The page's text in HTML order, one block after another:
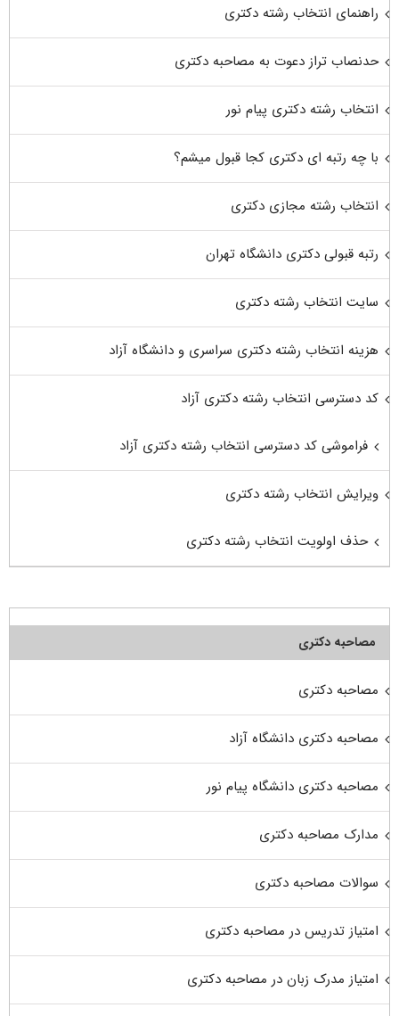
راهنمای انتخاب رشته دکتری
حدنصاب تراز دعوت به مصاحبه دکتری
انتخاب رشته دکتری پیام نور
با چه رتبه ای دکتری کجا قبول میشم؟
انتخاب رشته مجازی دکتری
رتبه قبولی دکتری دانشگاه تهران
سایت انتخاب رشته دکتری
هزینه انتخاب رشته دکتری سراسری و دانشگاه آزاد
کد دسترسی انتخاب رشته دکتری آزاد
فراموشی کد دسترسی انتخاب رشته دکتری آزاد
ویرایش انتخاب رشته دکتری
حذف اولویت انتخاب رشته دکتری
مصاحبه دکتری
مصاحبه دکتری
مصاحبه دکتری دانشگاه آزاد
مصاحبه دکتری دانشگاه پیام نور
مدارک مصاحبه دکتری
سوالات مصاحبه دکتری
امتیاز تدریس در مصاحبه دکتری
امتیاز مدرک زبان در مصاحبه دکتری